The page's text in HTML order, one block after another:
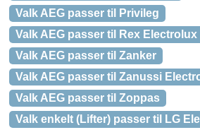
Valk AEG passer til Privileg
Valk AEG passer til Rex Electrolux
Valk AEG passer til Zanker
Valk AEG passer til Zanussi
Valk AEG passer til Zoppas
Valk enkelt (Lifter) passer til LG